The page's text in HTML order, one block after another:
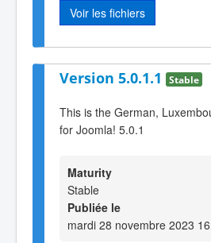
Voir les fichiers
Version 5.0.1.1 Stable
This is the German,
for Joomla! 5.0.1
Maturity
Stable
Publiée le
mardi 28 novembre 2023